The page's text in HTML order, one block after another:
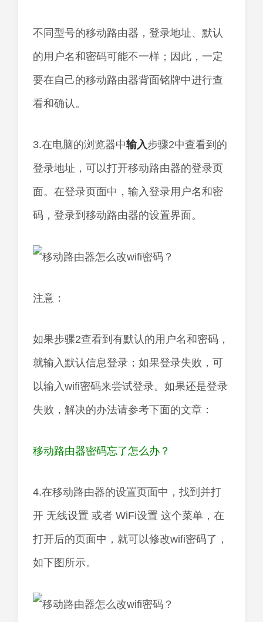
不同型号的移动路由器，登录地址、默认
的用户名和密码可能不一样；因此，一定
要在自己的移动路由器背面铭牌中进行查
看和确认。
3.在电脑的浏览器中输入步骤2中查看到的
登录地址，可以打开移动路由器的登录页
面。在登录页面中，输入登录用户名和密
码，登录到移动路由器的设置界面。
注意：
如果步骤2查看到有默认的用户名和密码，
就输入默认信息登录；如果登录失败，可
以输入wifi密码来尝试登录。如果还是登录
失败，解决的办法请参考下面的文章：
移动路由器密码忘了怎么办？
4.在移动路由器的设置页面中，找到并打
开 无线设置 或者 WiFi设置 这个菜单，在
打开后的页面中，就可以修改wifi密码了，
如下图所示。